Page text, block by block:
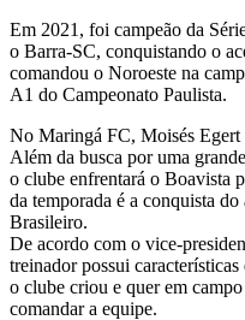
Em 2021, foi campeão da
o Barra-SC, conquistando o
comandou o Noroeste na
A1 do Campeonato Paulista.
No Maringá FC, Moisés Egert
Além da busca por uma
o clube enfrentará o Boavista
da temporada é a conquista
Brasileiro.
De acordo com o vice-
treinador possui
o clube criou e quer em
comandar a equipe.